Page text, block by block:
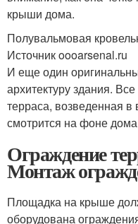
крыши дома.
Полувальмовая
Источник oooarsenal.ru
И еще один
архитектуру здания.
терраса, возведенная в
смотрится на фоне
Ограждение
Монтаж
Площадка на крыше
оборудована